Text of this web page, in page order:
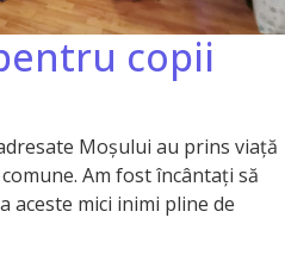
copii
Moșului au prins viață
Am fost încântați să
aceste mici inimi pline de